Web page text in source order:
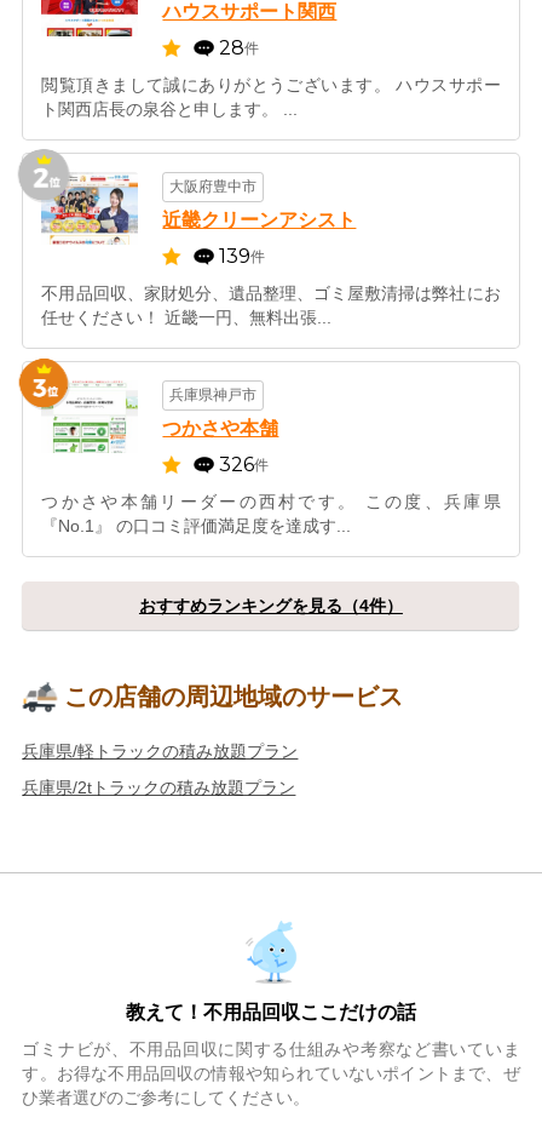
ハウスサポート関西
28件
閲覧頂きまして誠にありがとうございます。 ハウスサポー
ト関西店長の泉谷と申します。 ...
大阪府豊中市
近畿クリーンアシスト
139件
不用品回収、家財処分、遺品整理、ゴミ屋敷清掃は弊社にお
任せください！ 近畿一円、無料出張...
兵庫県神戸市
つかさや本舗
326件
つかさや本舗リーダーの西村です。 この度、兵庫県
『No.1』 の口コミ評価満足度を達成す...
おすすめランキングを見る（4件）
この店舗の周辺地域のサービス
兵庫県/軽トラックの積み放題プラン
兵庫県/2tトラックの積み放題プラン
教えて！不用品回収ここだけの話
ゴミナビが、不用品回収に関する仕組みや考察など書いていま
す。お得な不用品回収の情報や知られていないポイントまで、ぜ
ひ業者選びのご参考にしてください。